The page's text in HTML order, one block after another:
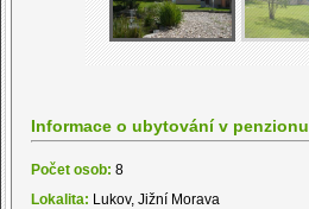
Informace o ubytování v penzionu
Počet osob: 8
Lokalita: Lukov, Jižní Morava